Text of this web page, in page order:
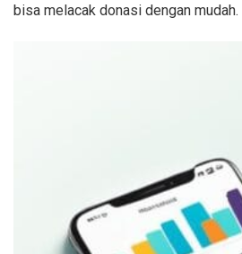
bisa melacak donasi dengan mudah.